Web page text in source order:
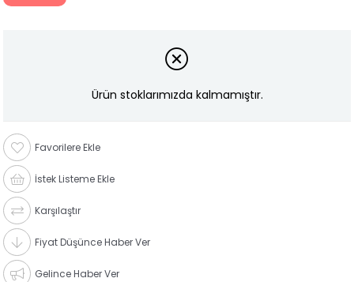
Ürün stoklarımızda kalmamıştır.
Favorilere Ekle
İstek Listeme Ekle
Karşılaştır
Fiyat Düşünce Haber Ver
Gelince Haber Ver